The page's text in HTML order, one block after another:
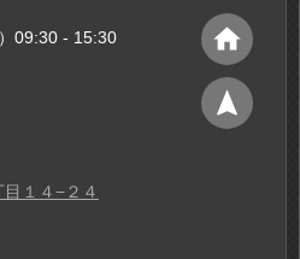
09:30 - 15:30
１４−２４
home
navigation